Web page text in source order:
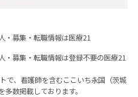
・募集・転職情報は医療21
・募集・転職情報は登録不要の医療21
で、看護師を含むここいち永国（茨城
数掲載しております。